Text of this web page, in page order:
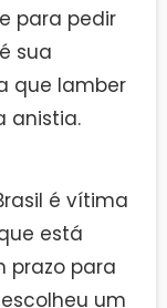
para pedir
sua
que lamber
anistia.
é vítima
está
prazo para
um